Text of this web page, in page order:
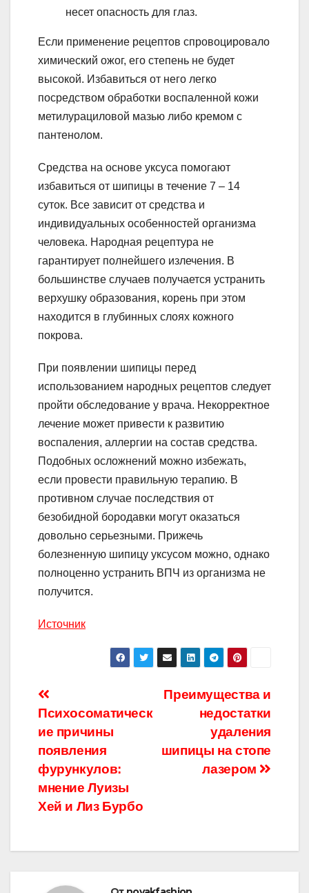
несет опасность для глаз.
Если применение рецептов спровоцировало
химический ожог, его степень не будет
высокой. Избавиться от него легко
посредством обработки воспаленной кожи
метилурациловой мазью либо кремом с
пантенолом.
Средства на основе уксуса помогают
избавиться от шипицы в течение 7 – 14
суток. Все зависит от средства и
индивидуальных особенностей организма
человека. Народная рецептура не
гарантирует полнейшего излечения. В
большинстве случаев получается устранить
верхушку образования, корень при этом
находится в глубинных слоях кожного
покрова.
При появлении шипицы перед
использованием народных рецептов следует
пройти обследование у врача. Некорректное
лечение может привести к развитию
воспаления, аллергии на состав средства.
Подобных осложнений можно избежать,
если провести правильную терапию. В
противном случае последствия от
безобидной бородавки могут оказаться
довольно серьезными. Прижечь
болезненную шипицу уксусом можно, однако
полноценно устранить ВПЧ из организма не
получится.
Источник
Навигация
по
записям
Преимущества и
недостатки
удаления
шипицы на стопе
лазером
Психосоматическ
ие причины
появления
фурункулов:
мнение Луизы
Хей и Лиз Бурбо